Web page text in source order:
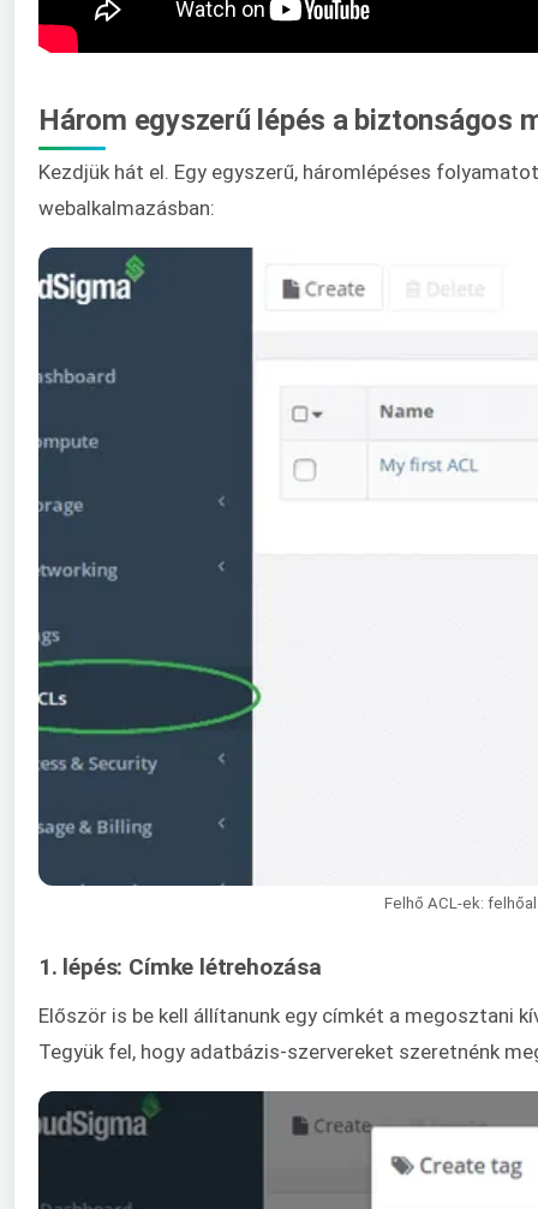
Három egyszerű lépés a biztonságos
Kezdjük hát el. Egy egyszerű, háromlépéses
webalkalmazásban:
Felhő ACL-ek:
1. lépés: Címke létrehozása
Először is be kell állítanunk egy címkét a megosztani
Tegyük fel, hogy adatbázis-szervereket szeretnénk